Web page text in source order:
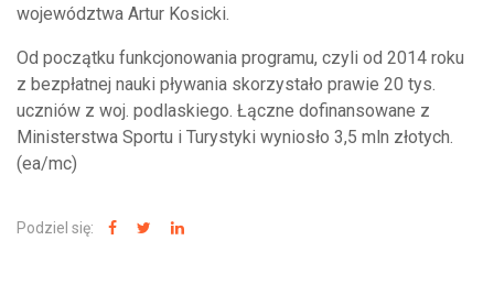
województwa Artur Kosicki.
Od początku funkcjonowania programu, czyli od 2014 roku
z bezpłatnej nauki pływania skorzystało prawie 20 tys.
uczniów z woj. podlaskiego. Łączne dofinansowane z
Ministerstwa Sportu i Turystyki wyniosło 3,5 mln złotych.
(ea/mc)
Podziel się: